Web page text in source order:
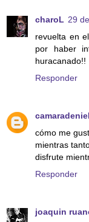
charoL 29
revuelta en
por haber
huracanado!!
Responder
cómo me
mientras
disfrute
Responder
joaquin